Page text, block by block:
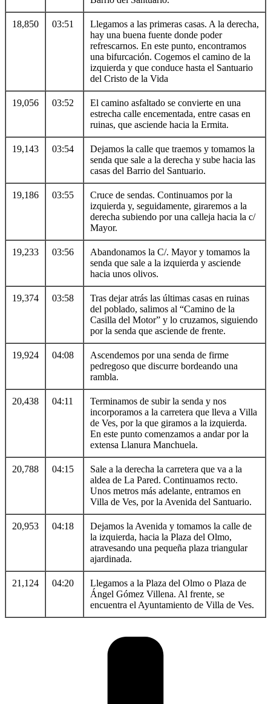
18,850 03:51
Llegamos a las primeras casas. A la derecha,
hay una buena fuente donde poder
refrescarnos. En este punto, encontramos
una bifurcación. Cogemos el camino de la
izquierda y que conduce hasta el Santuario
del Cristo de la Vida
19,056 03:52
El camino asfaltado se convierte en una
estrecha calle encementada, entre casas en
ruinas, que asciende hacia la Ermita.
19,143 03:54
Dejamos la calle que traemos y tomamos la
senda que sale a la derecha y sube hacia las
casas del Barrio del Santuario.
19,186 03:55
Cruce de sendas. Continuamos por la
izquierda y, seguidamente, giraremos a la
derecha subiendo por una calleja hacia la c/
Mayor.
19,233 03:56
Abandonamos la C/. Mayor y tomamos la
senda que sale a la izquierda y asciende
hacia unos olivos.
19,374 03:58
Tras dejar atrás las últimas casas en ruinas
del poblado, salimos al “Camino de la
Casilla del Motor” y lo cruzamos, siguiendo
por la senda que asciende de frente.
19,924 04:08
Ascendemos por una senda de firme
pedregoso que discurre bordeando una
rambla.
20,438 04:11
Terminamos de subir la senda y nos
incorporamos a la carretera que lleva a Villa
de Ves, por la que giramos a la izquierda.
En este punto comenzamos a andar por la
extensa Llanura Manchuela.
20,788 04:15
Sale a la derecha la carretera que va a la
aldea de La Pared. Continuamos recto.
Unos metros más adelante, entramos en
Villa de Ves, por la Avenida del Santuario.
20,953 04:18
Dejamos la Avenida y tomamos la calle de
la izquierda, hacia la Plaza del Olmo,
atravesando una pequeña plaza triangular
ajardinada.
21,124 04:20
Llegamos a la Plaza del Olmo o Plaza de
Ángel Gómez Villena. Al frente, se
encuentra el Ayuntamiento de Villa de Ves.